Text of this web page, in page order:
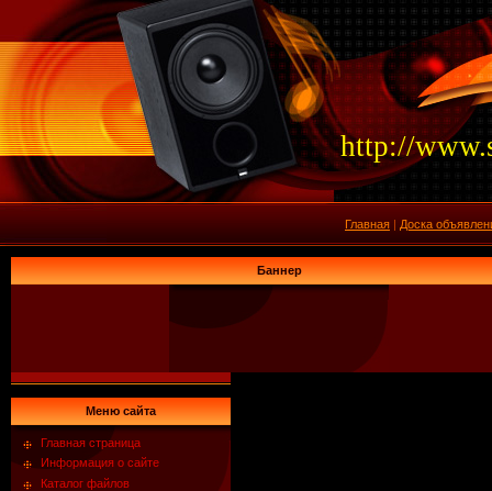
http://
Главная | Доска
Баннер
Меню сайта
Главная страница
Информация о сайте
Каталог файлов